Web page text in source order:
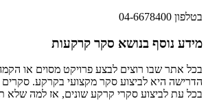
בטלפון 04-6678400
מידע נוסף בנושא סקר קרקעות
בכל אתר שבו רוצים לבצע פרויקט מסוים או
הדרישה היא לביצוע סקר מקצועי בקרקע. סקרים
בכל עת לביצוע סקרי קרקע שונים, אז למה שלא